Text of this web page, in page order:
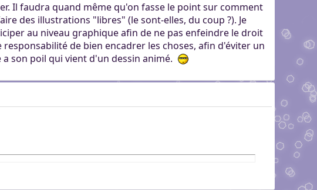
Il faudra quand même qu'on fasse le point sur comment
des illustrations "libres" (le sont-elles, du coup ?). Je
au niveau graphique afin de ne pas enfeindre le droit
de bien encadrer les choses, afin d'éviter un
son poil qui vient d'un dessin animé.